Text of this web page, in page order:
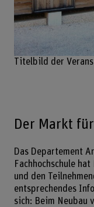
Titelbild der
Der Markt
Das Departement
Fachhochschule
und den
entsprechendes
sich: Beim Neubau